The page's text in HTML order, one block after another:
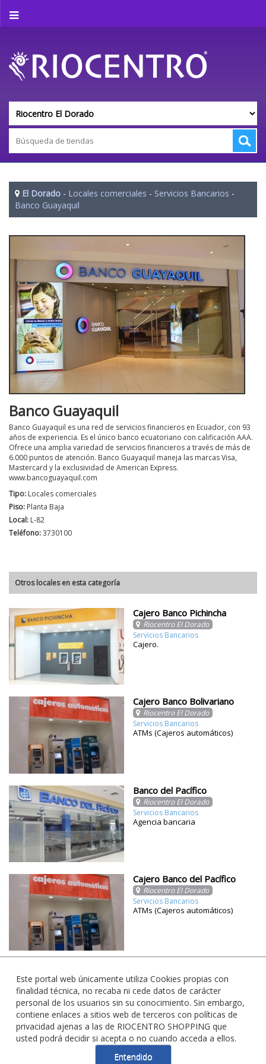
El Dorado - Locales comerciales - Servicios Bancarios -
Banco Guayaquil
Banco Guayaquil
Banco Guayaquil es una red de servicios financieros en Ecuador, con 93
años de experiencia. Es el único banco ecuatoriano con calificación AAA.
Ofrece una amplia variedad de servicios financieros a través de más de
6.000 puntos de atención. Banco Guayaquil maneja las marcas Visa,
Mastercard y la exclusividad de American Express.
www.bancoguayaquil.com
Tipo: Locales comerciales
Piso: Planta Baja
Local: L-82
Teléfono:3730100
Otros locales en esta categoría
Cajero Banco Pichincha
Riocentro El Dorado
Servicios Bancarios
Cajero.
Cajero Banco Bolivariano
Riocentro El Dorado
Servicios Bancarios
ATMs (Cajeros automáticos)
Banco del Pacífico
Riocentro El Dorado
Servicios Bancarios
Agencia bancaria
Cajero Banco del Pacífico
Riocentro El Dorado
Servicios Bancarios
ATMs (Cajeros automáticos)
Este portal web únicamente utiliza Cookies propias con
finalidad técnica, no recaba ni cede datos de carácter
personal de los usuarios sin su conocimiento. Sin embargo,
contiene enlaces a sitios web de terceros con políticas de
privacidad ajenas a las de RIOCENTRO SHOPPING que
usted podrá decidir si acepta o no cuando acceda a ellos.
Entendido